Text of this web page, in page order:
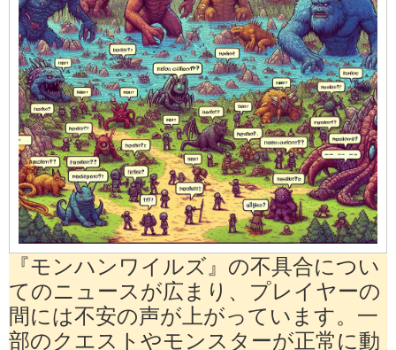
『モンハンワイルズ』の不具合につい
てのニュースが広まり、プレイヤーの
間には不安の声が上がっています。一
部のクエストやモンスターが正常に動